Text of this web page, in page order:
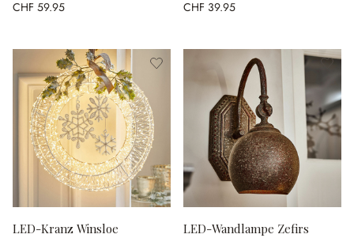
CHF 59.95 CHF 39.95
LED-Kranz Winsloe LED-Wandlampe Zefirs